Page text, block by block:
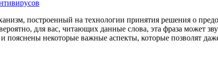
построенный на технологии принятия решения о
для вас, читающих данные слова, эта фраза может
некоторые важные аспекты, которые позволят